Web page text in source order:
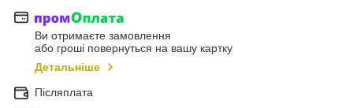
Ви отримаєте замовлення
або гроші повернуться на вашу картку
Детальніше
Післяплата